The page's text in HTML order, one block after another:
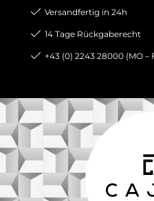
Versandfertig in 24h
14 Tage Rückgaberecht
+43 (0) 2243 28000 (MO –